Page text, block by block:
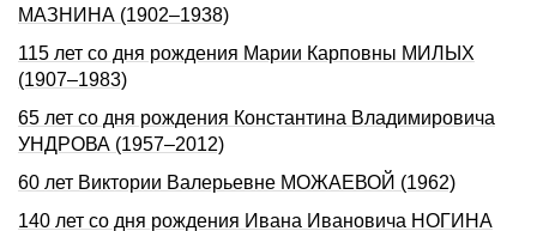
МАЗНИНА (1902–1938)
115 лет со дня рождения Марии Карповны МИЛЫХ
(1907–1983)
65 лет со дня рождения Константина Владимировича
УНДРОВА (1957–2012)
60 лет Виктории Валерьевне МОЖАЕВОЙ (1962)
140 лет со дня рождения Ивана Ивановича НОГИНА